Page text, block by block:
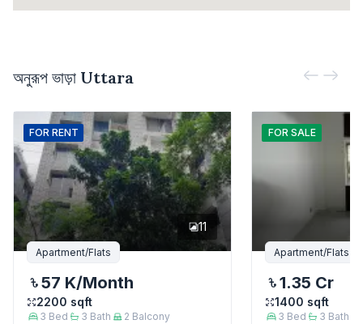
অনুরূপ ভাড়া Uttara
FOR RENT
11
Apartment/Flats
57 K/Month
2200 sqft
3 Bed 3 Bath 2 Balcony
FOR SALE
Apartment/Flats
1.35 Cr
1400 sqft
3 Bed 3 Bath